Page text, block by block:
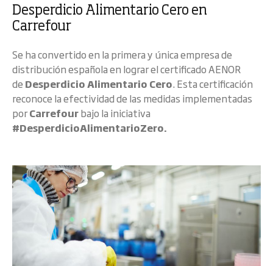
Desperdicio Alimentario Cero en
Carrefour
Se ha convertido en la primera y única empresa de
distribución española en lograr el certificado AENOR
deDesperdicio Alimentario Cero. Esta certificación
reconoce la efectividad de las medidas implementadas
porCarrefourbajo la iniciativa
#DesperdicioAlimentarioZero.